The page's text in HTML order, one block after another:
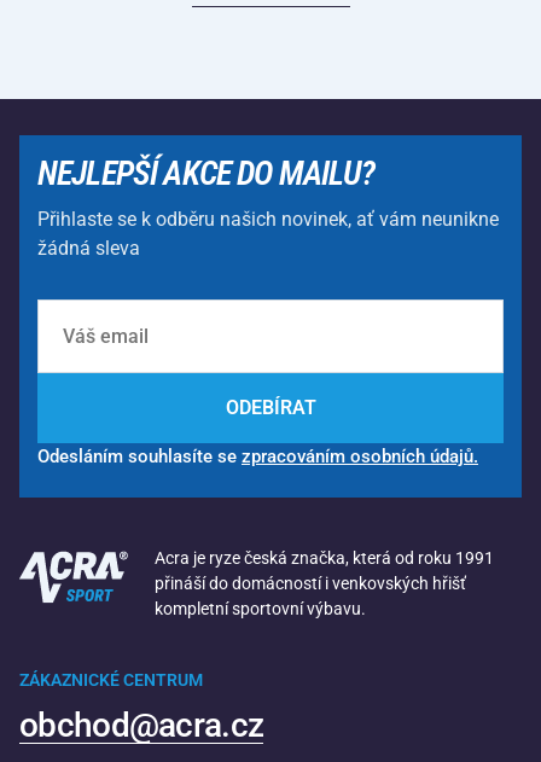
NEJLEPŠÍ AKCE DO MAILU?
Přihlaste se k odběru našich novinek, ať vám neunikne
žádná sleva
ODEBÍRAT
Odesláním souhlasíte se zpracováním osobních údajů.
Acra je ryze česká značka, která od roku 1991
přináší do domácností i venkovských hřišť
kompletní sportovní výbavu.
ZÁKAZNICKÉ CENTRUM
obchod@acra.cz